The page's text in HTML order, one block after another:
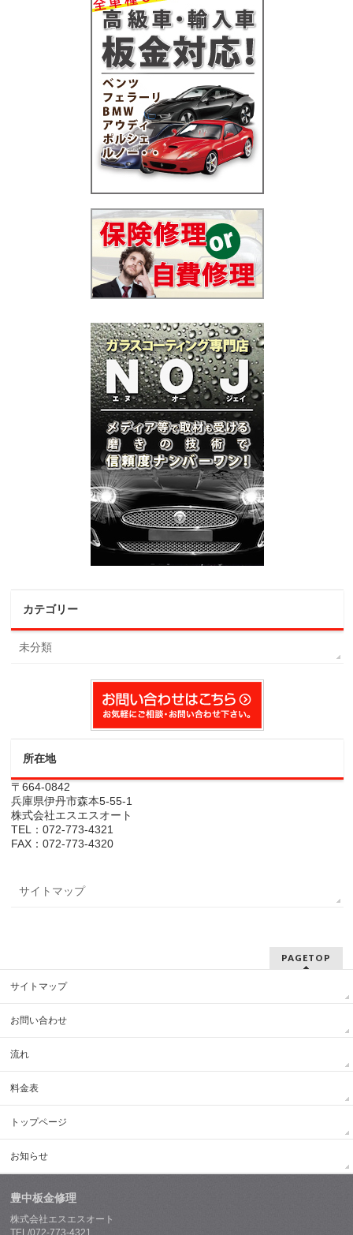
カテゴリー
未分類
所在地
〒664-0842
兵庫県伊丹市森本5-55-1
株式会社エスエスオート
TEL：072-773-4321
FAX：072-773-4320
サイトマップ
PAGETOP
サイトマップ
お問い合わせ
流れ
料金表
トップページ
お知らせ
豊中板金修理
株式会社エスエスオート
TEL/072-773-4321